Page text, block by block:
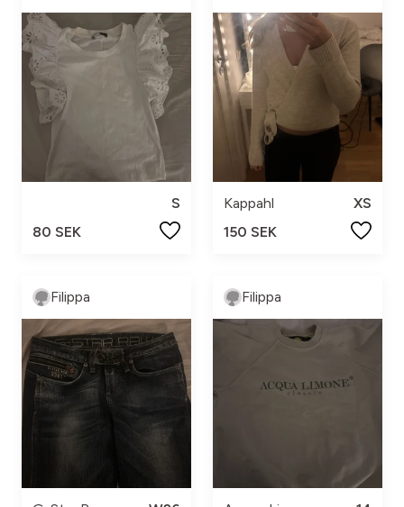
S
80 SEK
Kappahl
XS
150 SEK
Filippa Filippa